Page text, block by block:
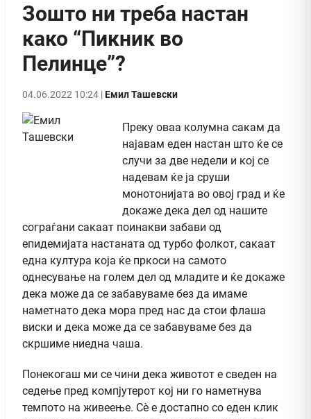
Зошто ни треба настан
како “Пикник во
Пелинце”?
04.06.2022 10:24 |Емил Ташевски
Преку оваа колумна сакам да
најавам еден настан што ќе се
случи за две недели и кој се
надевам ќе ја сруши
монотонијата во овој град и ќе
докаже дека дел од нашите
сограѓани сакаат поинакви забави од
епидемијата настаната од турбо фолкот, сакаат
една култура која ќе пркоси на самото
однесување на голем дел од младите и ќе докаже
дека може да се забавуваме без да имаме
наметнато дека мора пред нас да стои флаша
виски и дека може да се забавуваме без да
скршиме ниедна чаша.
Понекогаш ми се чини дека животот е сведен на
седење пред компјутерот кој ни го наметнува
темпото на живеење. Сè е достапно со еден клик